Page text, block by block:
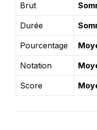
Brut
Durée
Pourcentage
Notation
Score